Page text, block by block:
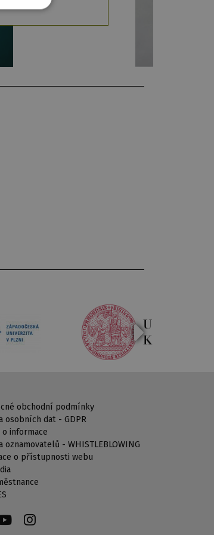
obchodní podmínky
osobních dat - GDPR
o informace
oznamovatelů - WHISTLEBLOWING
o přístupnosti webu